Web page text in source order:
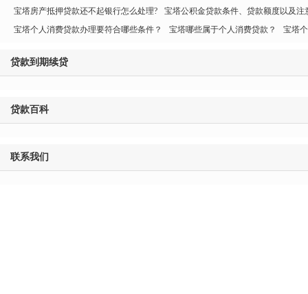
宝塔房产抵押贷款还不起银行怎么处理?
宝塔公积金贷款条件、贷款额度以及注
宝塔个人消费贷款办理要符合哪些条件？
宝塔哪些属于个人消费贷款？ 宝塔
贷款到期续贷
贷款百科
联系我们